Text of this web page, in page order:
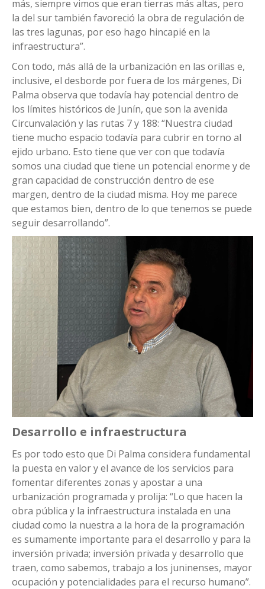
más, siempre vimos que eran tierras más altas, pero
la del sur también favoreció la obra de regulación de
las tres lagunas, por eso hago hincapié en la
infraestructura”.
Con todo, más allá de la urbanización en las orillas e,
inclusive, el desborde por fuera de los márgenes, Di
Palma observa que todavía hay potencial dentro de
los límites históricos de Junín, que son la avenida
Circunvalación y las rutas 7 y 188: “Nuestra ciudad
tiene mucho espacio todavía para cubrir en torno al
ejido urbano. Esto tiene que ver con que todavía
somos una ciudad que tiene un potencial enorme y de
gran capacidad de construcción dentro de ese
margen, dentro de la ciudad misma. Hoy me parece
que estamos bien, dentro de lo que tenemos se puede
seguir desarrollando”.
Desarrollo e infraestructura
Es por todo esto que Di Palma considera fundamental
la puesta en valor y el avance de los servicios para
fomentar diferentes zonas y apostar a una
urbanización programada y prolija: “Lo que hacen la
obra pública y la infraestructura instalada en una
ciudad como la nuestra a la hora de la programación
es sumamente importante para el desarrollo y para la
inversión privada; inversión privada y desarrollo que
traen, como sabemos, trabajo a los juninenses, mayor
ocupación y potencialidades para el recurso humano”.